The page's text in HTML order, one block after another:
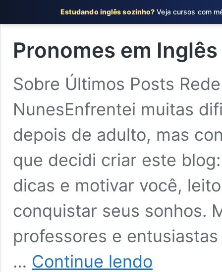
Pronomes em
Sobre Últimos Posts
NunesEnfrentei muitas
depois de adulto, mas
que decidi criar este
dicas e motivar você,
conquistar seus sonhos.
professores e
… Continue lendo
Estudando inglês sozinho? Veja cursos com